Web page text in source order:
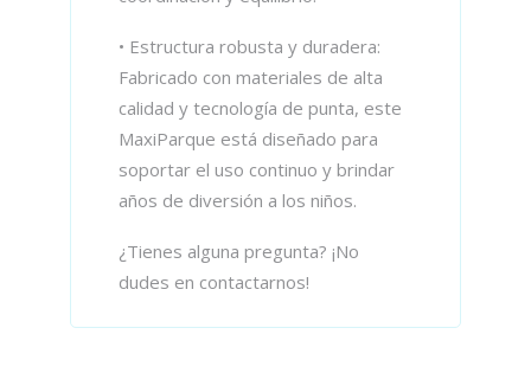
• Estructura robusta y duradera:
Fabricado con materiales de alta
calidad y tecnología de punta, este
MaxiParque está diseñado para
soportar el uso continuo y brindar
años de diversión a los niños.
¿Tienes alguna pregunta? ¡No
dudes en contactarnos!